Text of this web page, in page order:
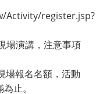
Activity/register.jsp?
場演講，注意事項
場報名名額，活動
止。